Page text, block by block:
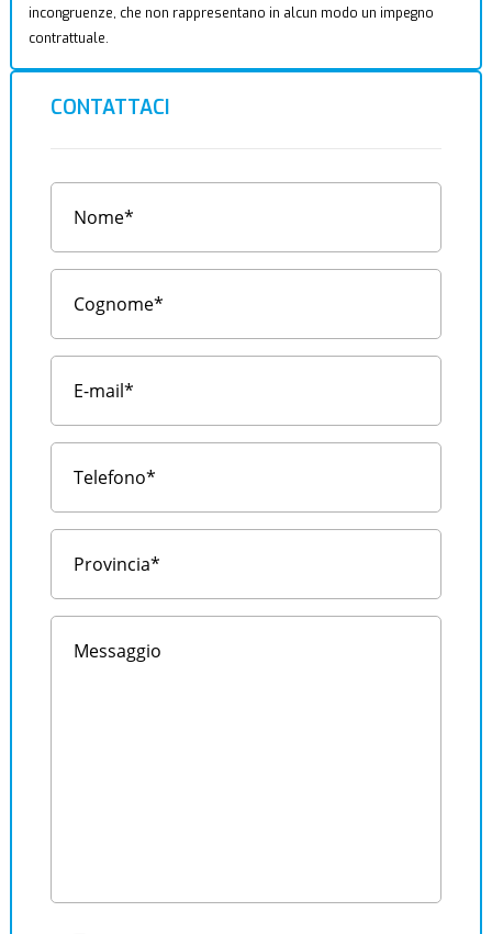
incongruenze, che non rappresentano in alcun modo un impegno
contrattuale.
CONTATTACI